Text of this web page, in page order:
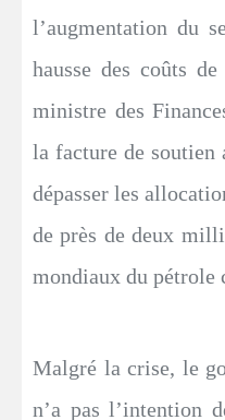
l’augmentation du
hausse des coûts
ministre des
la facture de soutien
dépasser les
de près de deux
mondiaux du pétrole
Malgré la crise, le
n’a pas l’intention